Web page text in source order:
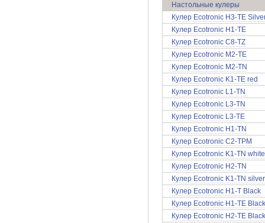
Настольные кулеры
Кулер Ecotronic H3-TE
Кулер Ecotronic H1-TE
Кулер Ecotronic C8-TZ
Кулер Ecotronic M2-TE
Кулер Ecotronic M2-TN
Кулер Ecotronic K1-TE red
Кулер Ecotronic L1-TN
Кулер Ecotronic L3-TN
Кулер Ecotronic L3-TE
Кулер Ecotronic H1-TN
Кулер Ecotronic C2-TPM
Кулер Ecotronic K1-TN white
Кулер Ecotronic H2-TN
Кулер Ecotronic K1-TN silver
Кулер Ecotronic H1-T Black
Кулер Ecotronic H1-TE Black
Кулер Ecotronic H2-TE Black